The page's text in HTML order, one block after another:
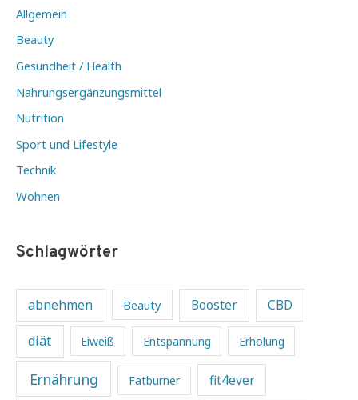
Allgemein
Beauty
Gesundheit / Health
Nahrungsergänzungsmittel
Nutrition
Sport und Lifestyle
Technik
Wohnen
Schlagwörter
abnehmen Beauty Booster CBD
diät Eiweiß Entspannung Erholung
Ernährung Fatburner fit4ever